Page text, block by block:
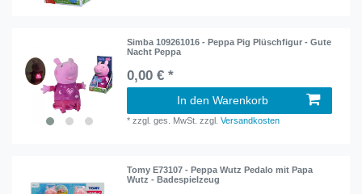
Simba 109261016 - Peppa Pig Plüschfigur - Gute
Nacht Peppa
0,00 € *
In den Warenkorb
*zzgl. ges. MwSt. zzgl.Versandkosten
Tomy E73107 - Peppa Wutz Pedalo mit Papa
Wutz - Badespielzeug